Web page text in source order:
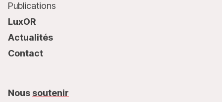
Publications
LuxOR
Actualités
Contact
Nous soutenir